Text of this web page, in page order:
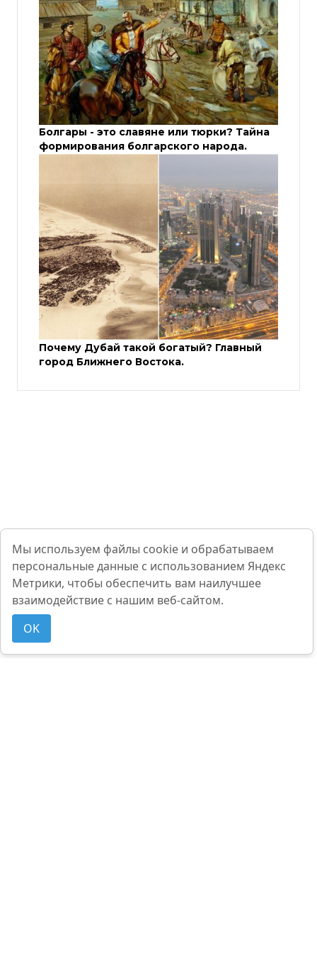
Болгары - это славяне или тюрки? Тайна
формирования болгарского народа.
Почему Дубай такой богатый? Главный
город Ближнего Востока.
Мы используем файлы cookie и обрабатываем
персональные данные с использованием Яндекс
Метрики, чтобы обеспечить вам наилучшее
взаимодействие с нашим веб-сайтом.
OK